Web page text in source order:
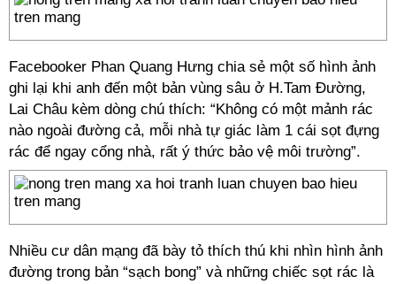
Facebooker Phan Quang Hưng chia sẻ một số hình ảnh
ghi lại khi anh đến một bản vùng sâu ở H.Tam Đường,
Lai Châu kèm dòng chú thích: “Không có một mảnh rác
nào ngoài đường cả, mỗi nhà tự giác làm 1 cái sọt đựng
rác để ngay cổng nhà, rất ý thức bảo vệ môi trường”.
Nhiều cư dân mạng đã bày tỏ thích thú khi nhìn hình ảnh
đường trong bản “sạch bong” và những chiếc sọt rác là